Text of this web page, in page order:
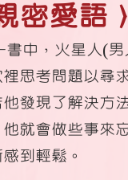
密愛語〉
中，火星人(
思考問題以尋
發現了解決方
就會做些事來
到輕鬆。